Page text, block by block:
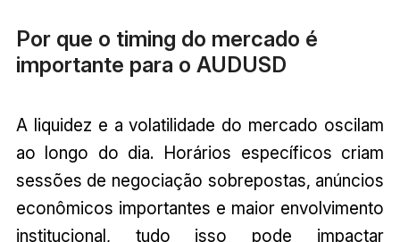
Por que o timing do mercado é
importante para o AUDUSD
A liquidez e a volatilidade do mercado oscilam
ao longo do dia. Horários específicos criam
sessões de negociação sobrepostas, anúncios
econômicos importantes e maior envolvimento
institucional, tudo isso pode impactar